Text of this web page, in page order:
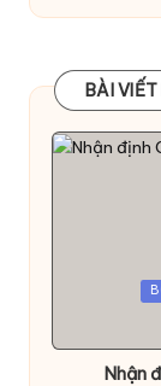
BÀI
Nhận